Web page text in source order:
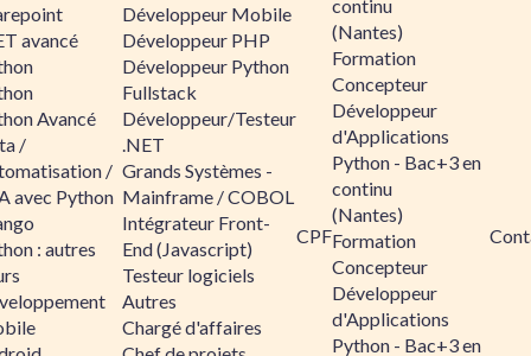
avancé
Avancé
/
/
avec Python
: autres
Développeur Mobile
Développeur PHP
Développeur Python
Fullstack
Développeur/Testeur
.NET
Grands Systèmes -
Mainframe / COBOL
Intégrateur Front-
End (Javascript)
Testeur logiciels
Autres
Chargé d'affaires
CPF
continu
(Nantes)
Formation
Concepteur
Développeur
d'Applications
Python - Bac+3 en
continu
(Nantes)
Formation
Concepteur
Développeur
d'Applications
Python - Bac+3 en